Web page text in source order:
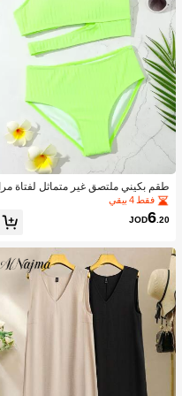
طقم بكيني ملتصق غير متماثل لفتاة مرا
هقة شاطئ صيفي
فقط 4 بيقي
JOD6.20